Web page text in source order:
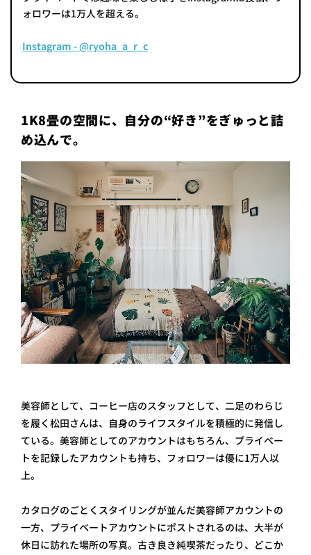
ォロワーは1万人を超える。
Instagram - @ryoha_a_r_c
1K8畳の空間に、自分の“好き”をぎゅっと詰
め込んで。
美容師として、コーヒー店のスタッフとして、二足のわらじ
を履く松田さんは、自身のライフスタイルを積極的に発信し
ている。美容師としてのアカウントはもちろん、プライベー
トを記録したアカウントも持ち、フォロワーは優に1万人以
上。
カタログのごとくスタイリングが並んだ美容師アカウントの
一方、プライベートアカウントにポストされるのは、大半が
休日に訪れた場所の写真。古き良き純喫茶だったり、どこか